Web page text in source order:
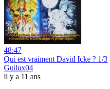
48:47
Qui est vraiment David Icke ? 1/3
Guilux04
il y a 11 ans